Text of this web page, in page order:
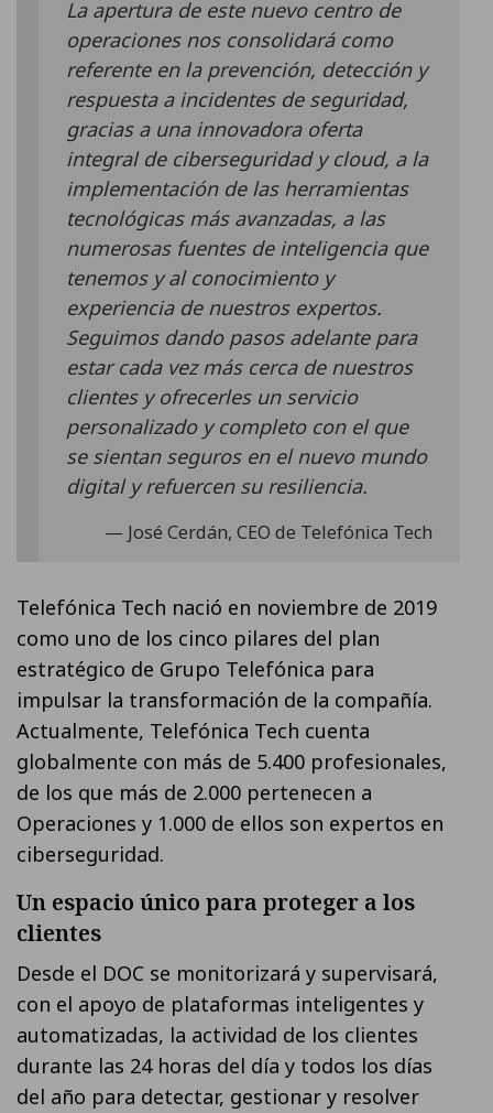
La apertura de este nuevo centro de
operaciones nos consolidará como
referente en la prevención, detección y
respuesta a incidentes de seguridad,
gracias a una innovadora oferta
integral de ciberseguridad y cloud, a la
implementación de las herramientas
tecnológicas más avanzadas, a las
numerosas fuentes de inteligencia que
tenemos y al conocimiento y
experiencia de nuestros expertos.
Seguimos dando pasos adelante para
estar cada vez más cerca de nuestros
clientes y ofrecerles un servicio
personalizado y completo con el que
se sientan seguros en el nuevo mundo
digital y refuercen su resiliencia.
José Cerdán, CEO de Telefónica Tech
Telefónica Tech nació en noviembre de 2019
como uno de los cinco pilares del plan
estratégico de Grupo Telefónica para
impulsar la transformación de la compañía.
Actualmente, Telefónica Tech cuenta
globalmente con más de 5.400 profesionales,
de los que más de 2.000 pertenecen a
Operaciones y 1.000 de ellos son expertos en
ciberseguridad.
Un espacio único para proteger a los
clientes
Desde el DOC se monitorizará y supervisará,
con el apoyo de plataformas inteligentes y
automatizadas, la actividad de los clientes
durante las 24 horas del día y todos los días
del año para detectar, gestionar y resolver